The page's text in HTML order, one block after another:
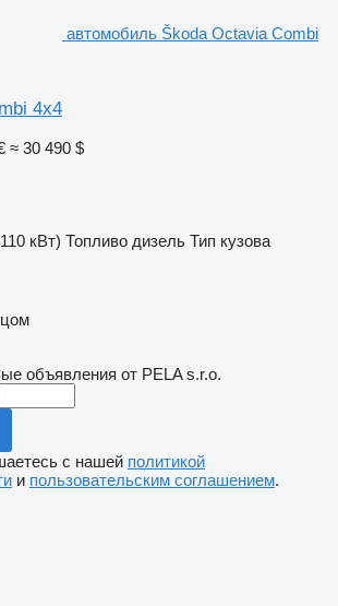
автомобиль Škoda Octavia Combi
4x4
≈ 30 490 $
кВт) Топливо дизель Тип кузова
объявления от PELA s.r.o.
с нашей политикой
и пользовательским соглашением.